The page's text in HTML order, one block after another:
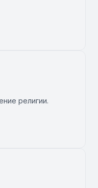
религии.